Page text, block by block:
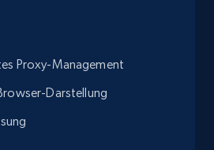
Gratis testen
Proxy-Management
Darstellung